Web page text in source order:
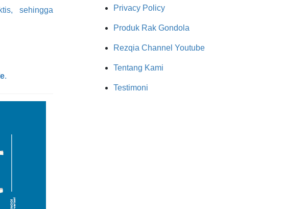
sehingga
.
Privacy Policy
Produk Rak Gondola
Rezqia Channel Youtube
Tentang Kami
Testimoni